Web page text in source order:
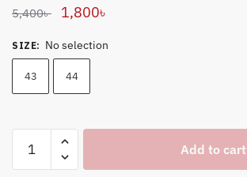
5,400৳
Original
was:
5,400৳ .
1,800৳
SIZE: No selection
43 44
One
Add to cart